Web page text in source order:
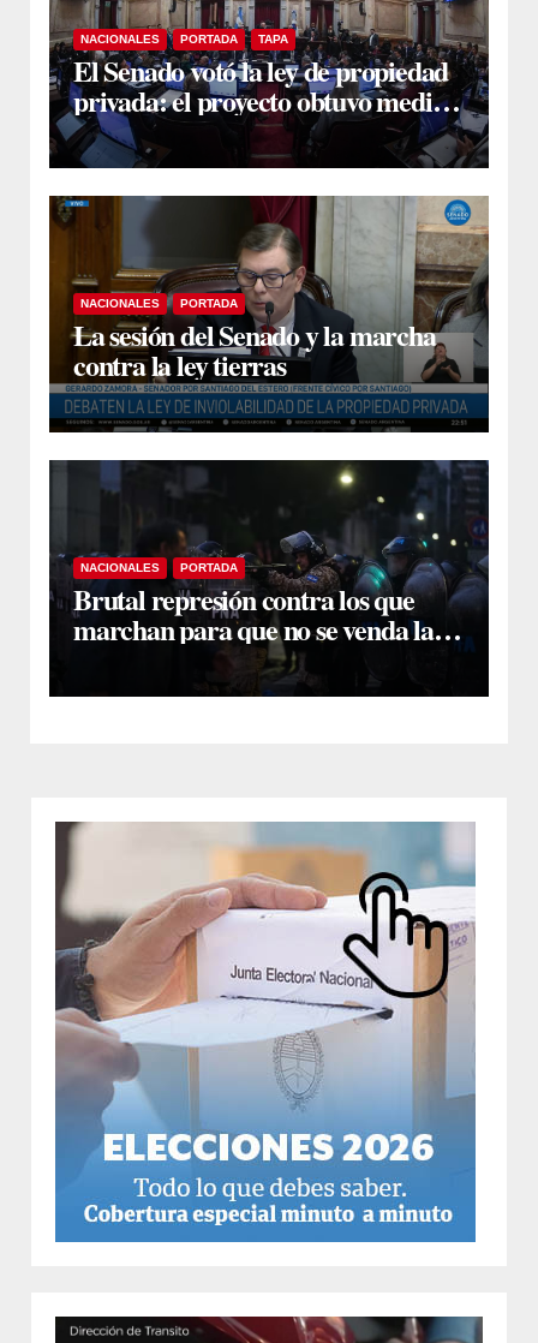
NACIONALES PORTADA TAPA
El Senado votó la ley de propiedad
privada: el proyecto obtuvo media
sanción
NACIONALES PORTADA
La sesión del Senado y la marcha
contra la ley tierras
NACIONALES PORTADA
Brutal represión contra los que
marchan para que no se venda la